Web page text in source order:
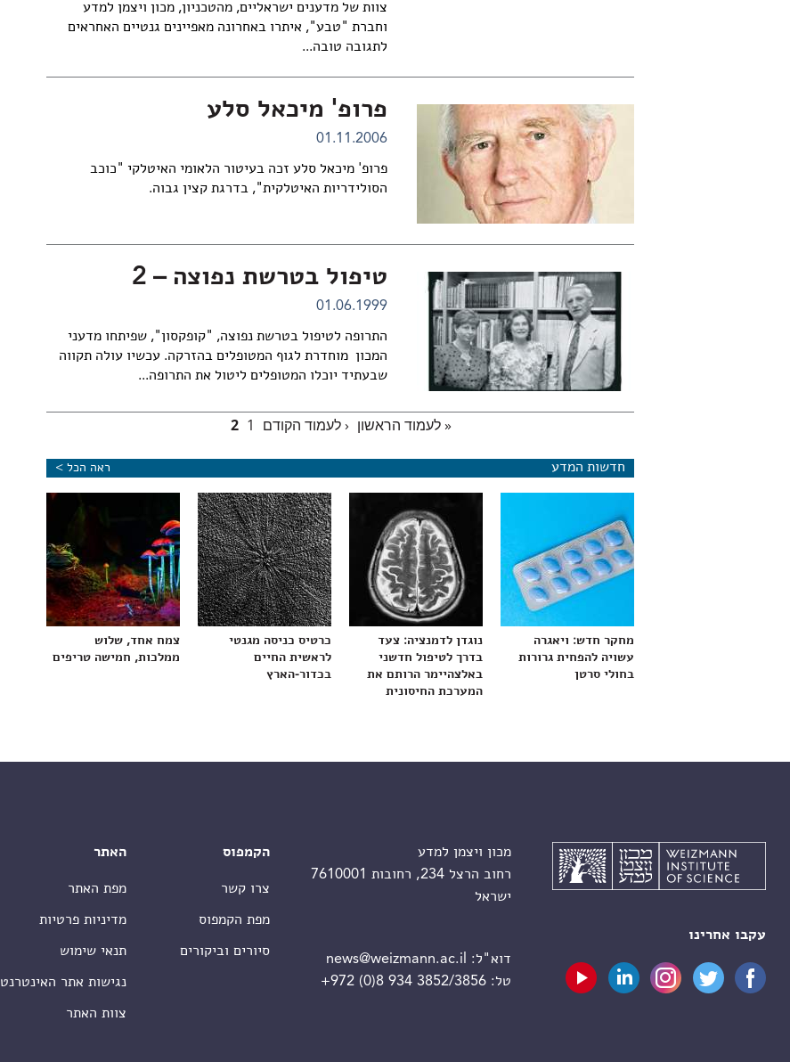
צוות של מדענים ישראליים, מהטכניון, מכון ויצמן למדע
וחברת "טבע", איתרו באחרונה מאפיינים גנטיים האחראים
לתגובה טובה...
פרופ' מיכאל סלע
01.11.2006
פרופ' מיכאל סלע זכה בעיטור הלאומי האיטלקי "כוכב
הסולידריות האיטלקית", בדרגת קצין גבוה.
טיפול בטרשת נפוצה – 2
01.06.1999
התרופה לטיפול בטרשת נפוצה, "קופקסון", שפיתחו מדעני
המכון מוחדרת לגוף המטופלים בהזרקה. עכשיו עולה תקווה
שבעתיד יוכלו המטופלים ליטול את התרופה...
« לעמוד הראשון ‹ לעמוד הקודם 1
2
חדשות המדע ראה הכל >
מחקר חדש: ויאגרה
עשויה להפחית גרורות
בחולי סרטן
נוגדן לדמנציה: צעד
בדרך לטיפול חדשני
באלצהיימר הרותם את
המערכת החיסונית
כרטיס כניסה מגנטי
לראשית החיים
בכדור-הארץ
צמח אחד, שלוש
ממלכות, חמישה טריפים
עקבו אחרינו
מכון ויצמן למדע
רחוב הרצל 234, רחובות 7610001
ישראל
דוא"ל:
news@weizmann.ac.il
טל:+972 (0)8 934 3852/3856
הקמפוס
צרו קשר
מפת הקמפוס
סיורים וביקורים
האתר
מפת האתר
מדיניות פרטיות
תנאי שימוש
נגישות אתר האינטרנט
צוות האתר